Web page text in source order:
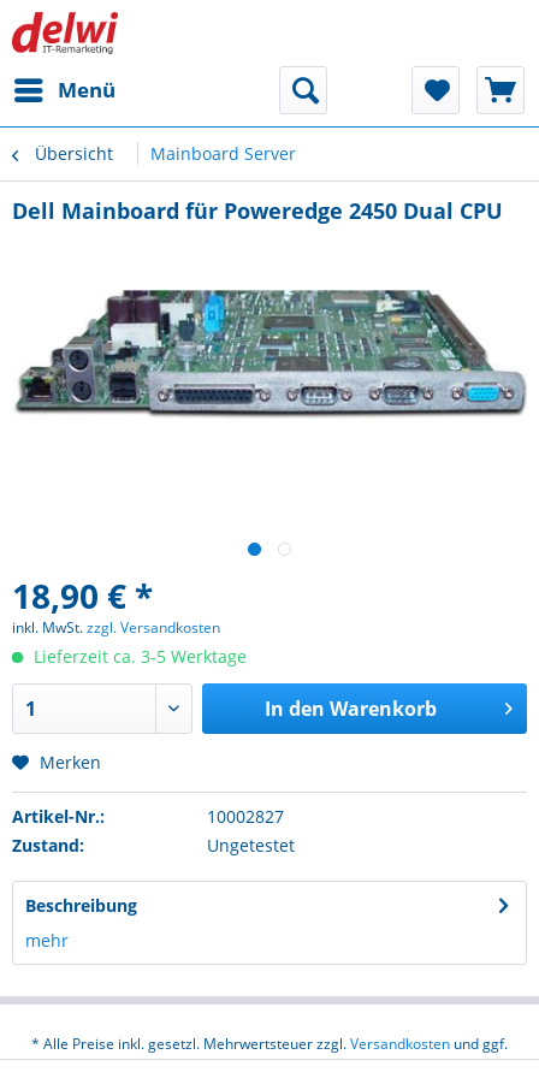
Menü
Übersicht Mainboard Server
Dell Mainboard für Poweredge 2450 Dual CPU
18,90 € *
inkl. MwSt.zzgl. Versandkosten
Lieferzeit ca. 3-5 Werktage
In den Warenkorb
Merken
Artikel-Nr.:
10002827
Zustand:
Ungetestet
Beschreibung
mehr
* Alle Preise inkl. gesetzl. Mehrwertsteuer zzgl.Versandkosten und ggf.